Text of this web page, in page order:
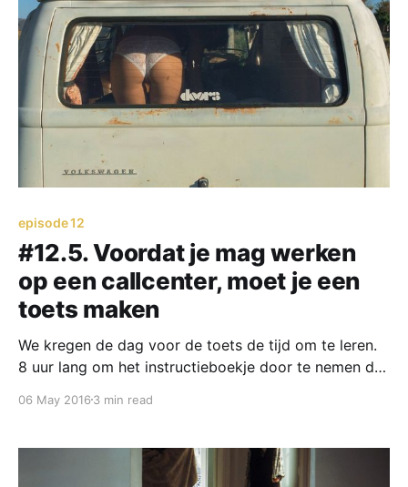
over een telefoon
episode 12
#12.5. Voordat je mag werken
op een callcenter, moet je een
toets maken
We kregen de dag voor de toets de tijd om te leren.
8 uur lang om het instructieboekje door te nemen dat
inclusief de ‘Leraar’ wist dat de stof drie keer
dat we de
06 May 2016 3 min read